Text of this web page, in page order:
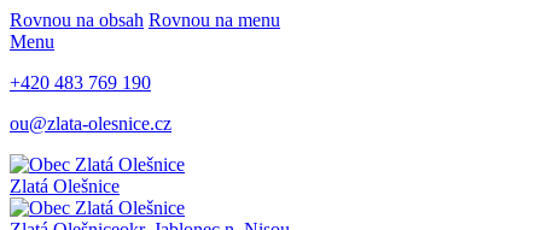
Rovnou na obsah Rovnou na menu
Menu
+420 483 769 190
ou@zlata-olesnice.cz
Zlatá Olešnice